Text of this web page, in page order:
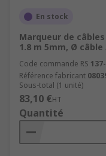
En stock
Marqueur de
1.8 m 5mm, Ø câble
Code commande RS
Référence fabricant
Sous-total (1 unité)
83,10 €HT
Quantité